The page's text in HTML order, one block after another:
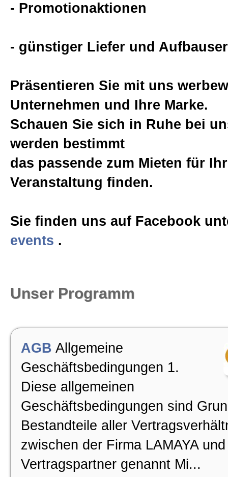
Dekoration
Event-Logistik
Referenzen
Mietpreise
AGB
Allgemein
Kontakt
Impressum
Datenschutz
- Promotionaktionen
- günstiger Liefer und
Präsentieren Sie mit uns
Unternehmen und Ihre Marke.
Schauen Sie sich in Ruhe bei
werden bestimmt
das passende zum Mieten für
Veranstaltung finden.
Sie finden uns auf Facebook
events .
Unser Programm
AGB Allgemeine
Geschäftsbedingungen 1.
Diese allgemeinen
Geschäftsbedingungen sind
Bestandteile aller
zwischen der Firma LAMAYA
Vertragspartner genannt Mi...